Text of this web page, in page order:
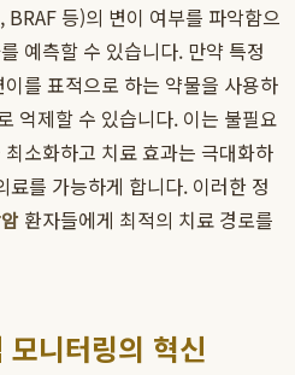
BRAF 등)의 변이 여부를 파악함으
예측할 수 있습니다. 만약 특정
를 표적으로 하는 약물을 사용하
억제할 수 있습니다. 이는 불필요
소화하고 치료 효과는 극대화하
를 가능하게 합니다. 이러한 정
환자들에게 최적의 치료 경로를
니터링의 혁신